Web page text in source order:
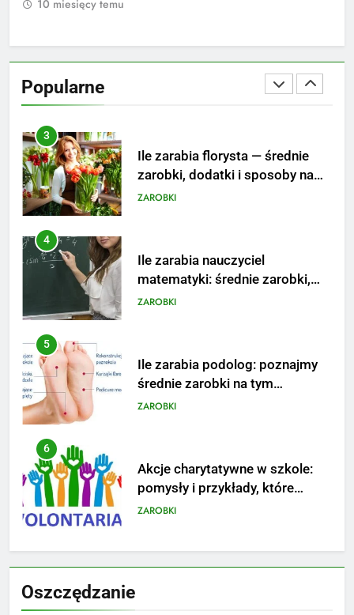
10 miesięcy temu
Popularne
zarobki, dodatki i sposoby na
4
Ile zarabia nauczyciel
matematyki: średnie zarobki,
dodatki i perspektywy
ZAROBKI
5
Ile zarabia podolog: poznajmy
średnie zarobki na tym
stanowisku
ZAROBKI
6
Akcje charytatywne w szkole:
pomysły i przykłady, które
zainspirują
ZAROBKI
7
Jak przygotować się finansowo
na narodziny dziecka: ile to
kosztuje i jak zaplanować
PORADY
8
Oszczędzanie